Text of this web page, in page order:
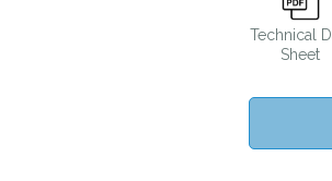
Technical
Sheet